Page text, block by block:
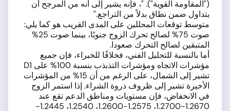
("المقاومة القوية"). "، فإنه يشير إلى أنه من المرجح أن
يتداول ضمن نطاق بدلاً من التراجع."
متوسط توقعات المحللين على المدى القريب هو كما يلي:
صوت 75% لصالح تحرك الزوج جنوبًا، بينما صوت 25%
المتبقين لصالح التحرك صعودا.
أما بالنسبة للتحليل الفني، فخلافًا للخبراء، فإن جميع
مؤشرات الاتجاه ومؤشرات التذبذب بنسبة 100% على D1
تشير إلى الشمال، على الرغم من أن 15% من المؤشرات
الأخيرة تشير إلى ظروف ذروة الشراء. إذا استمر الزوج
في الانخفاض، فإن مستويات ومناطق الدعم تقع عند
1.2670-1.2700، 1.2575-1.2600، 1.2540، 1.2445-